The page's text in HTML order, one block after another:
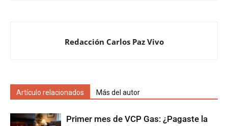
Redacción Carlos Paz Vivo
Artículo relacionados Más del autor
Primer mes de VCP Gas: ¿Pagaste la